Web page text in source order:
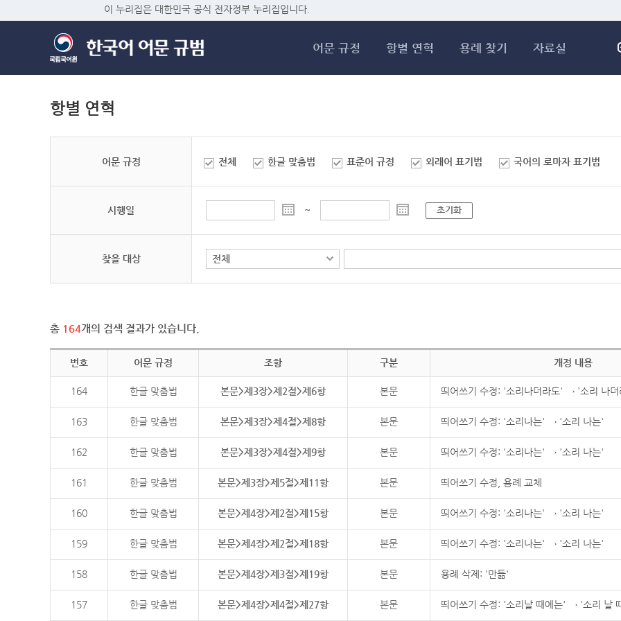
이 누리집은 대한민국 공식 전자정부 누리집입니다.
어문 규정 항별 연혁 용례 찾기 자료실
항별 연혁
어문 규정 전체 한글 맞춤법 표준어 규정 외래어 표기법 국어의 로마자 표기법
시행일 ~ 초기화
찾을 대상
총 164개의 검색 결과가 있습니다.
번호 어문 규정 조항 구분 개정 내용
164 한글 맞춤법 본문>제3장>제2절>제6항 본문 띄어쓰기 수정: '소리나더라도' → '소리 나더
163 한글 맞춤법 본문>제3장>제4절>제8항 본문 띄어쓰기 수정: '소리나는' → '소리 나는'
162 한글 맞춤법 본문>제3장>제4절>제9항 본문 띄어쓰기 수정: '소리나는' → '소리 나는'
161 한글 맞춤법 본문>제3장>제5절>제11항 본문 띄어쓰기 수정, 용례 교체
160 한글 맞춤법 본문>제4장>제2절>제15항 본문 띄어쓰기 수정: '소리나는' → '소리 나는'
159 한글 맞춤법 본문>제4장>제2절>제18항 본문 띄어쓰기 수정: '소리나는' → '소리 나는'
158 한글 맞춤법 본문>제4장>제3절>제19항 본문 용례 삭제: '만듦'
157 한글 맞춤법 본문>제4장>제4절>제27항 본문 띄어쓰기 수정: '소리날 때에는' → '소리 날